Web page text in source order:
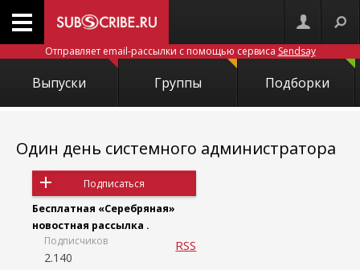
Отправляет email-рассылки с помощью сервиса Sendsay
Выпуски Группы Подборки
Один день системного администратора
Подписаться
Бесплатная «Серебряная»
новостная рассылка .
Подписчиков
2.140
RSS